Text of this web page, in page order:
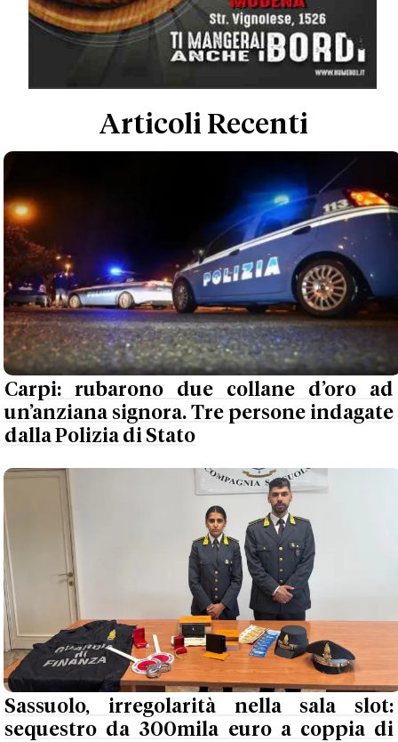
Articoli Recenti
Carpi: rubarono due collane d’oro ad
un’anziana signora. Tre persone indagate
dalla Polizia di Stato
Sassuolo, irregolarità nella sala slot:
sequestro da 300mila euro a coppia di